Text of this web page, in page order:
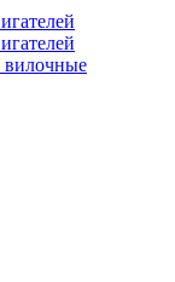
вилочные